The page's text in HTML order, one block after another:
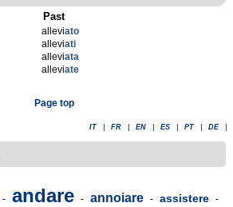
Past
alleviato
alleviati
alleviata
alleviate
Page top
IT FR EN ES PT DE
- andare - annoiare - assistere -